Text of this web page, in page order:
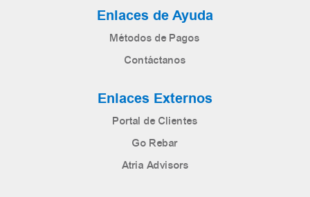
Enlaces de Ayuda
Métodos de Pagos
Contáctanos
Enlaces Externos
Portal de Clientes
Go Rebar
Atria Advisors